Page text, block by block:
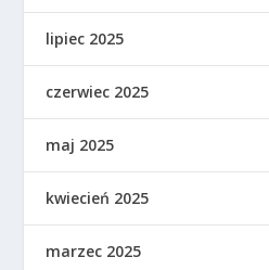
lipiec 2025
czerwiec 2025
maj 2025
kwiecień 2025
marzec 2025